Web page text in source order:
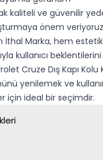
kaliteli ve güvenilir
önem
İthal Marka, hem
kullanıcı
Cruze Dış Kapı
yenilemek ve
için ideal bir seçimdir.